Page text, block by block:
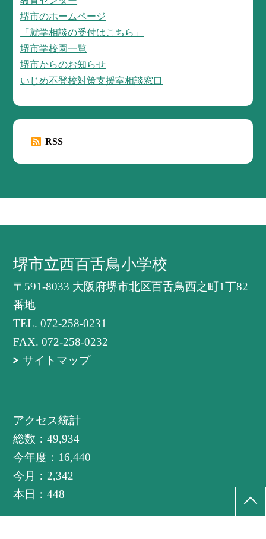
堺市のホームページ
「就学相談の受付はこちら」
堺市学校園一覧
堺市からのお知らせ
いじめ不登校対策支援室相談窓口
RSS
堺市立西百舌鳥小学校
〒591-8033 大阪府堺市北区百舌鳥西之町1丁82
番地
TEL.072-258-0231
FAX. 072-258-0232
サイトマップ
アクセス統計
総数：49,934
今年度： 16,440
今月： 2,342
本日：448